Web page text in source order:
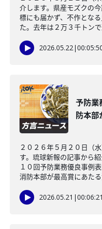
介します。県産モズクの
標にも届かず、不作とな
た。去年は２万３千トン
2026.05.22|
予防
防本部
２０２６年５月２０日（
す。琉球新報の記事から
１０回予防業務優良事例
消防本部が最高賞にあた
2026.05.21 |00:06:21